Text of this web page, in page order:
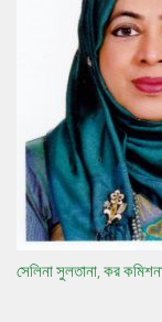
সেলিনা সুলতানা, কর